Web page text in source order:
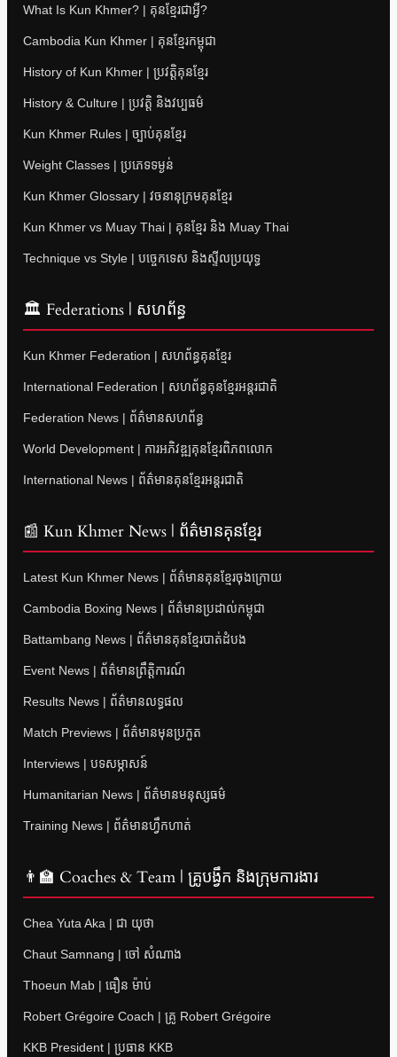
What Is Kun Khmer? | គុនខ្មែរជាអ្វី?
Cambodia Kun Khmer | គុនខ្មែរកម្ពុជា
History of Kun Khmer | ប្រវត្តិគុនខ្មែរ
History & Culture | ប្រវត្តិ និងវប្បធម៌
Kun Khmer Rules | ច្បាប់គុនខ្មែរ
Weight Classes | ប្រភេទទម្ងន់
Kun Khmer Glossary | វចនានុក្រមគុនខ្មែរ
Kun Khmer vs Muay Thai | គុនខ្មែរ និង Muay Thai
Technique vs Style | បច្ចេកទេស និងស្ទីលប្រយុទ្ធ
🏛 Federations | សហព័ន្ធ
Kun Khmer Federation | សហព័ន្ធគុនខ្មែរ
International Federation | សហព័ន្ធគុនខ្មែរអន្តរជាតិ
Federation News | ព័ត៌មានសហព័ន្ធ
World Development | ការអភិវឌ្ឍគុនខ្មែរពិភពលោក
International News | ព័ត៌មានគុនខ្មែរអន្តរជាតិ
📰 Kun Khmer News | ព័ត៌មានគុនខ្មែរ
Latest Kun Khmer News | ព័ត៌មានគុនខ្មែរចុងក្រោយ
Cambodia Boxing News | ព័ត៌មានប្រដាល់កម្ពុជា
Battambang News | ព័ត៌មានគុនខ្មែរបាត់ដំបង
Event News | ព័ត៌មានព្រឹត្តិការណ៍
Results News | ព័ត៌មានលទ្ធផល
Match Previews | ព័ត៌មានមុនប្រកួត
Interviews | បទសម្ភាសន៍
Humanitarian News | ព័ត៌មានមនុស្សធម៌
Training News | ព័ត៌មានហ្វឹកហាត់
👨‍🏫 Coaches & Team | គ្រូបង្វឹក និងក្រុមការងារ
Chea Yuta Aka | ជា យុថា
Chaut Samnang | ចៅ សំណាង
Thoeun Mab | ធឿន ម៉ាប់
Robert Grégoire Coach | គ្រូ Robert Grégoire
KKB President | ប្រធាន KKB